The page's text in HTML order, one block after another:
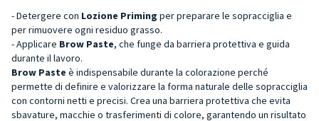
- Detergere con Lozione Priming per preparare le sopracciglia e
per rimuovere ogni residuo grasso.
- Applicare Brow Paste, che funge da barriera protettiva e guida
durante il lavoro.
Brow Paste è indispensabile durante la colorazione perché
permette di definire e valorizzare la forma naturale delle sopracciglia
con contorni netti e precisi. Crea una barriera protettiva che evita
sbavature, macchie o trasferimenti di colore, garantendo un risultato